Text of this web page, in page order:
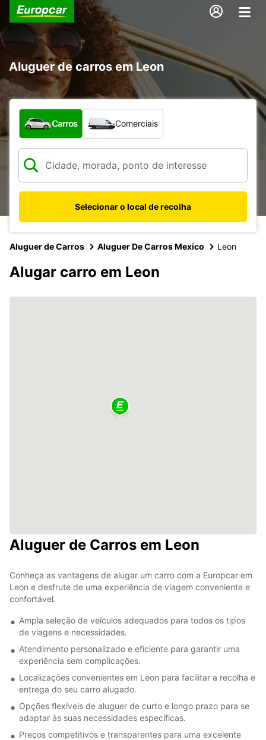
Aluguer de carros em Leon
Que tipo de veículo pretende?
Carros Comerciais
Selecionar o local de recolha
Aluguer de Carros Aluguer De Carros Mexico Leon
Alugar carro em Leon
Aluguer de Carros em Leon
Conheça as vantagens de alugar um carro com a Europcar em
Leon e desfrute de uma experiência de viagem conveniente e
confortável.
Ampla seleção de veículos adequados para todos os tipos
de viagens e necessidades.
Atendimento personalizado e eficiente para garantir uma
experiência sem complicações.
Localizações convenientes em Leon para facilitar a recolha e
entrega do seu carro alugado.
Opções flexíveis de aluguer de curto e longo prazo para se
adaptar às suas necessidades específicas.
Preços competitivos e transparentes para uma excelente